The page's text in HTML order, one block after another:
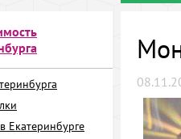
Екатеринбурге